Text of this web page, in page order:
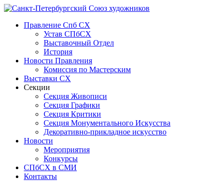
Правление Спб СХ
Устав СПбСХ
Выставочный Отдел
История
Новости Правления
Комиссия по Мастерским
Выставки СХ
Секции
Секция Живописи
Секция Графики
Секция Критики
Секция Монументального Искусства
Декоративно-прикладное искусство
Новости
Мероприятия
Конкурсы
СПбСХ в СМИ
Контакты